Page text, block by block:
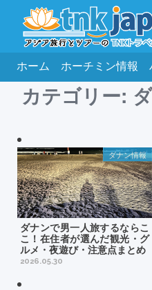
ホーム ホーチミン情報
カテゴリー:
ダナンで男一人旅するならこ
こ！在住者が選んだ観光・グ
ルメ・夜遊び・注意点まとめ
2026.05.30
ダナン情報